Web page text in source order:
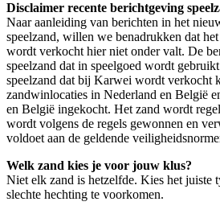
Disclaimer recente berichtgeving
Naar aanleiding van berichten in het
speelzand, willen we benadrukken dat
wordt verkocht hier niet onder valt. De
speelzand dat in speelgoed wordt
speelzand dat bij Karwei wordt verkocht
zandwinlocaties in Nederland en België
en België ingekocht. Het zand wordt
wordt volgens de regels gewonnen en
voldoet aan de geldende
Welk zand kies je voor jouw klus?
Niet elk zand is hetzelfde. Kies het juiste
slechte hechting te voorkomen.